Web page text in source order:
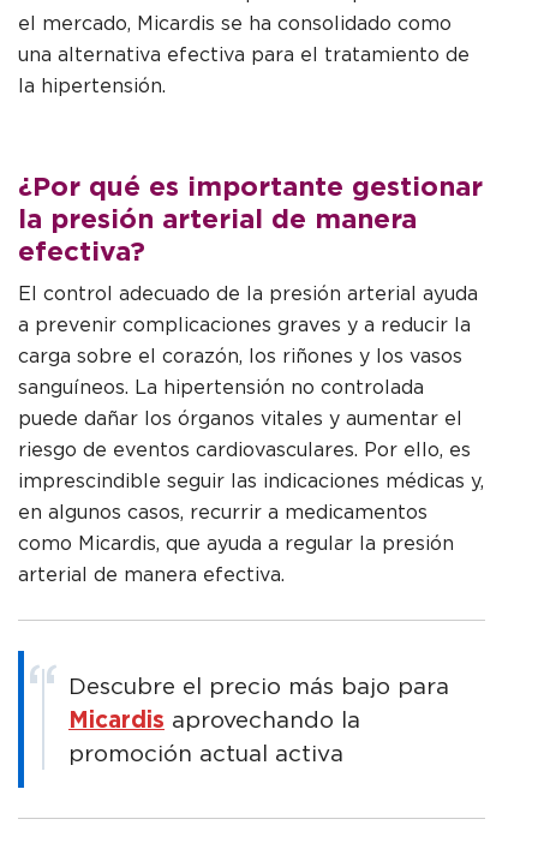
el mercado, Micardis se ha consolidado como
una alternativa efectiva para el tratamiento de
la hipertensión.
¿Por qué es importante gestionar
la presión arterial de manera
efectiva?
El control adecuado de la presión arterial ayuda
a prevenir complicaciones graves y a reducir la
carga sobre el corazón, los riñones y los vasos
sanguíneos. La hipertensión no controlada
puede dañar los órganos vitales y aumentar el
riesgo de eventos cardiovasculares. Por ello, es
imprescindible seguir las indicaciones médicas y,
en algunos casos, recurrir a medicamentos
como Micardis, que ayuda a regular la presión
arterial de manera efectiva.
Descubre el precio más bajo para
Micardis aprovechando la
promoción actual activa